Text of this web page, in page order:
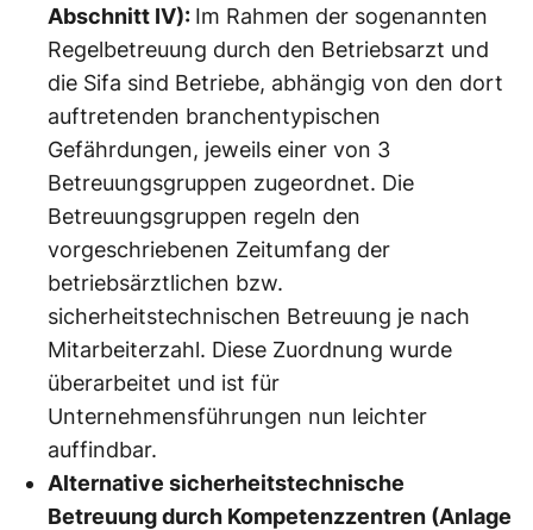
Abschnitt IV): Im Rahmen der sogenannten
Regelbetreuung durch den Betriebsarzt und
die Sifa sind Betriebe, abhängig von den dort
auftretenden branchentypischen
Gefährdungen, jeweils einer von 3
Betreuungsgruppen zugeordnet. Die
Betreuungsgruppen regeln den
vorgeschriebenen Zeitumfang der
betriebsärztlichen bzw.
sicherheitstechnischen Betreuung je nach
Mitarbeiterzahl. Diese Zuordnung wurde
überarbeitet und ist für
Unternehmensführungen nun leichter
auffindbar.
Alternative sicherheitstechnische
Betreuung durch Kompetenzzentren (Anlage